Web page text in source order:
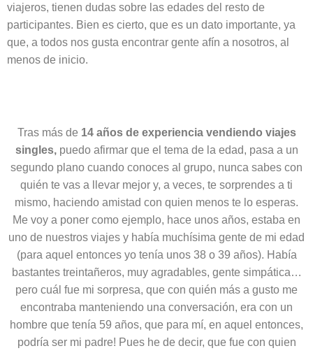
viajeros, tienen dudas sobre las edades del resto de
participantes. Bien es cierto, que es un dato importante, ya
que, a todos nos gusta encontrar gente afín a nosotros, al
menos de inicio.
Tras más de 14 años de experiencia vendiendo viajes
singles,puedo afirmar que el tema de la edad, pasa a un
segundo plano cuando conoces al grupo, nunca sabes con
quién te vas a llevar mejor y, a veces, te sorprendes a ti
mismo, haciendo amistad con quien menos te lo esperas.
Me voy a poner como ejemplo, hace unos años, estaba en
uno de nuestros viajes y había muchísima gente de mi edad
(para aquel entonces yo tenía unos 38 o 39 años). Había
bastantes treintañeros, muy agradables, gente simpática…
pero cuál fue mi sorpresa, que con quién más a gusto me
encontraba manteniendo una conversación, era con un
hombre que tenía 59 años, que para mí, en aquel entonces,
podría ser mi padre! Pues he de decir, que fue con quien